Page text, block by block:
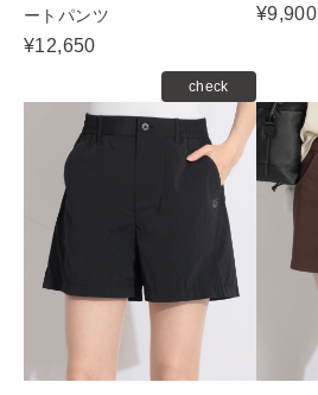
ートパンツ
¥12,650
check
¥9,900